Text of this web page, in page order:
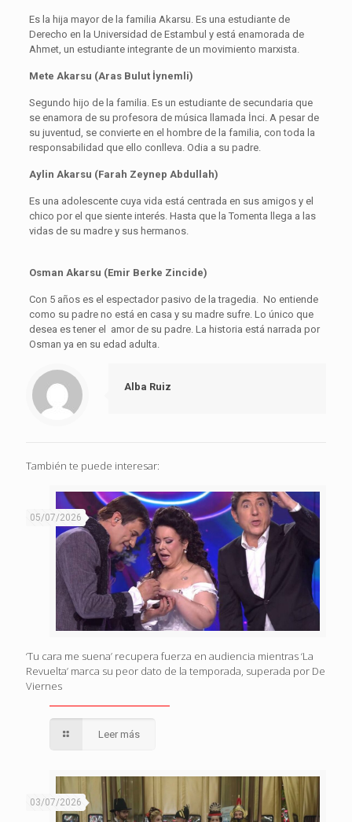
Es la hija mayor de la familia Akarsu. Es una estudiante de
Derecho en la Universidad de Estambul y está enamorada de
Ahmet, un estudiante integrante de un movimiento marxista.
Mete Akarsu (Aras Bulut İynemli)
Segundo hijo de la familia. Es un estudiante de secundaria que
se enamora de su profesora de música llamada İnci. A pesar de
su juventud, se convierte en el hombre de la familia, con toda la
responsabilidad que ello conlleva. Odia a su padre.
Aylin Akarsu (Farah Zeynep Abdullah)
Es una adolescente cuya vida está centrada en sus amigos y el
chico por el que siente interés. Hasta que la Tomenta llega a las
vidas de su madre y sus hermanos.
Osman Akarsu (Emir Berke Zincide)
Con 5 años es el espectador pasivo de la tragedia. No entiende
como su padre no está en casa y su madre sufre. Lo único que
desea es tener el amor de su padre. La historia está narrada por
Osman ya en su edad adulta.
Alba Ruiz
También te puede interesar:
05/07/2026
‘Tu cara me suena’ recupera fuerza en audiencia mientras ‘La
Revuelta’ marca su peor dato de la temporada, superada por De
Viernes
Leer más
03/07/2026